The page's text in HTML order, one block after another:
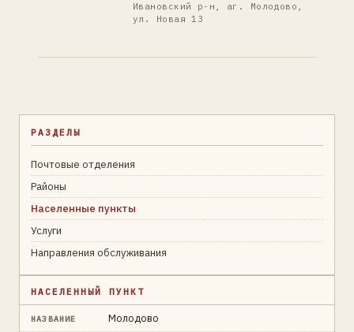
Ивановский р-н, аг. Молодово,
ул. Новая 13
РАЗДЕЛЫ
Почтовые отделения
Районы
Населенные пункты
Услуги
Направления обслуживания
НАСЕЛЕННЫЙ ПУНКТ
НАЗВАНИЕ Молодово